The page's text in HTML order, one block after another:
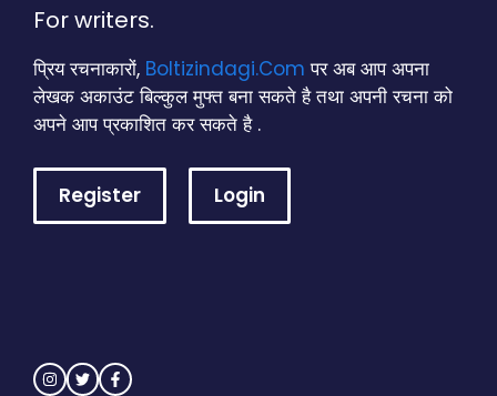
For writers.
प्रिय रचनाकारों, Boltizindagi.Com पर अब आप अपना
लेखक अकाउंट बिल्कुल मुफ्त बना सकते है तथा अपनी रचना को
अपने आप प्रकाशित कर सकते है .
Register Login